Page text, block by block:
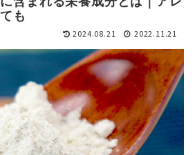
も
2024.08.21 2022.11.21